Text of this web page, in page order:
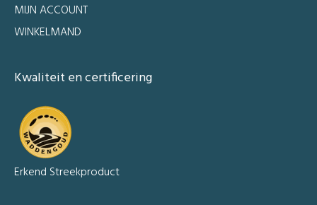
MIJN ACCOUNT
WINKELMAND
Kwaliteit en certificering
Erkend Streekproduct